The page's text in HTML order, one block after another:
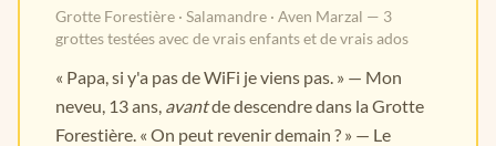
Grotte Forestière · Salamandre · Aven Marzal — 3
grottes testées avec de vrais enfants et de vrais ados
« Papa, si y'a pas de WiFi je viens pas. » — Mon
neveu, 13 ans, avantde descendre dans la Grotte
Forestière. « On peut revenir demain ? » — Le